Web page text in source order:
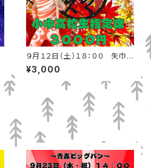
９月１２日（土）１８：００ 矢巾
町民総合体育館 小中高校生指
定席
¥3,000